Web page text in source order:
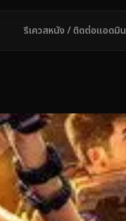
รีเควสหนัง / ติดต่อแอดมิน